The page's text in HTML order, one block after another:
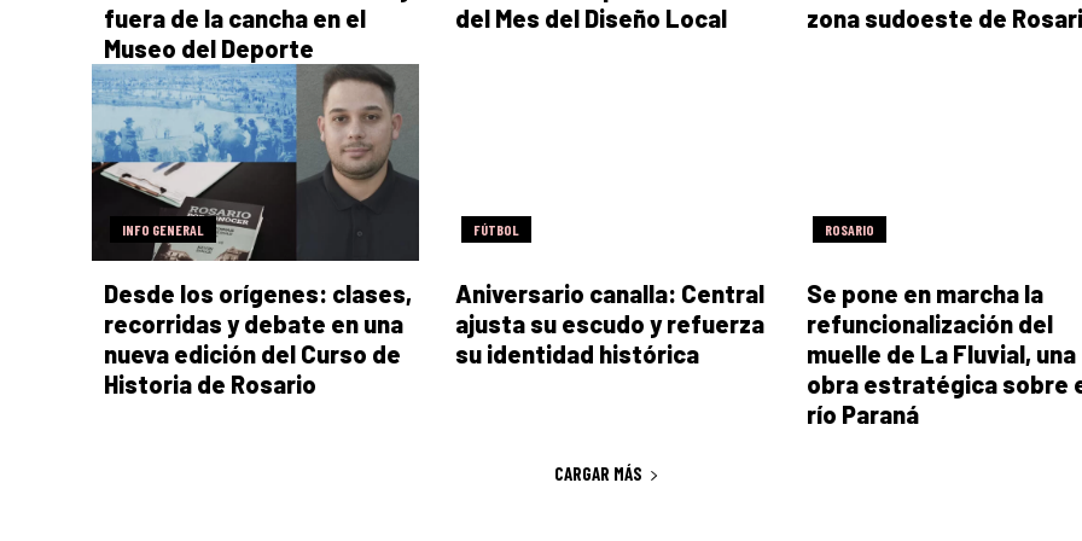
fuera de la cancha en el
Museo del Deporte
del Mes del Diseño Local
zona sudoeste de
INFO GENERAL
Desde los orígenes: clases,
recorridas y debate en una
nueva edición del Curso de
Historia de Rosario
FÚTBOL
Aniversario canalla: Central
ajusta su escudo y refuerza
su identidad histórica
ROSARIO
Se pone en marcha la
refuncionalización del
muelle de La Fluvial, una
obra estratégica sobre
río Paraná
CARGAR MÁS